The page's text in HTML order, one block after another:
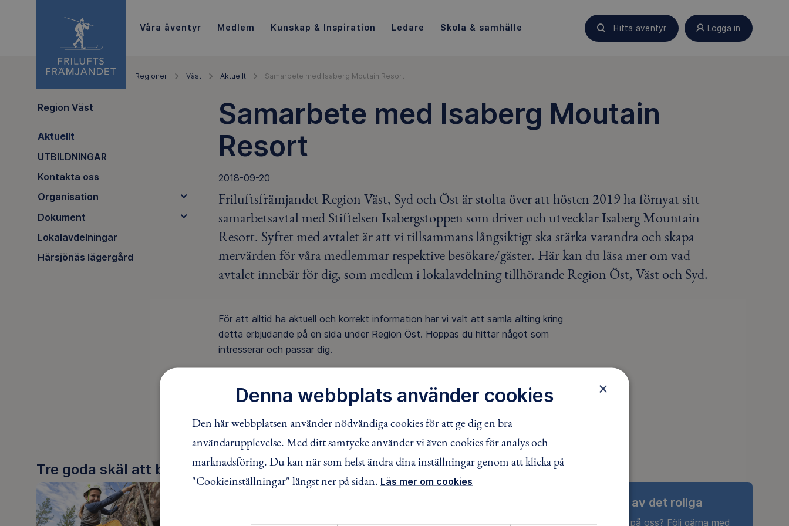
Våra äventyr Medlem Kunskap & Inspiration Ledare Skola & samhälle Hitta äventyr Logga in
Regioner Väst Aktuellt Samarbete med Isaberg Moutain Resort
Region Väst
Aktuellt
UTBILDNINGAR
Kontakta oss
Organisation
Dokument
Lokalavdelningar
Härsjönäs lägergård
Samarbete med Isaberg Moutain
Resort
2018-09-20
Friluftsfrämjandet Region Väst, Syd och Öst är stolta över att hösten 2019 ha förnyat sitt
samarbetsavtal med Stiftelsen Isabergstoppen som driver och utvecklar Isaberg Mountain
Resort. Syftet med avtalet är att vi tillsammans långsiktigt ska stärka varandra och skapa
mervärden för våra medlemmar respektive besökare/gäster. Här kan du läsa mer om vad
avtalet innebär för dig, som medlem i lokalavdelning tillhörande Region Öst, Väst och Syd.
För att alltid ha aktuell och korrekt information har vi valt att samla allting kring
detta erbjudande på en sida under Region Öst. Hoppas du hittar något som
intresserar och passar dig.
FACEBOOKTWITTERLINKEDIN
Tre goda skäl att bli medlem
Ta del av det roliga
Nyfiken på oss? Följ gärna med
×
Denna webbplats använder cookies
Den här webbplatsen använder nödvändiga cookies för att ge dig en bra
användarupplevelse. Med ditt samtycke använder vi även cookies för analys och
marknadsföring. Du kan när som helst ändra dina inställningar genom att klicka på
"Cookieinställningar" längst ner på sidan. Läs mer om cookies